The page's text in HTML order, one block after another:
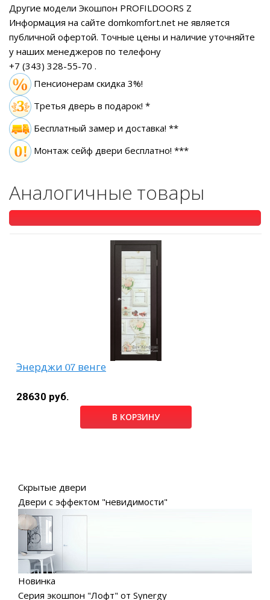
Другие модели Экошпон PROFILDOORS Z
Информация на сайте domkomfort.net не является
публичной офертой. Точные цены и наличие уточняйте
у наших менеджеров по телефону
+7 (343) 328-55-70 .
Пенсионерам скидка 3%!
Третья дверь в подарок! *
Бесплатный замер и доставка! **
Монтаж сейф двери бесплатно! ***
Аналогичные товары
Энерджи 07 венге
28630 руб.
В КОРЗИНУ
Скрытые двери
Двери с эффектом "невидимости"
Новинка
Серия экошпон "Лофт" от Synergy